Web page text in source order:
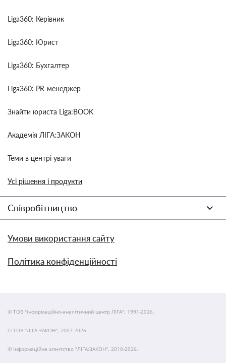
Liga360: Керівник
Liga360: Юрист
Liga360: Бухгалтер
Liga360: PR-менеджер
Знайти юриста Liga:BOOK
Академія ЛІГА:ЗАКОН
Теми в центрі уваги
Усі рішення і продукти
Співробітництво
Умови використання сайту
Політика конфіденційності
© ТОВ "інформаційно-аналітичний центр ЛІГА", 1991-2026.
© ТОВ "ЛІГА ЗАКОН", 2007-2026.
© Інформаційне агентство "ЛІГА:ЗАКОН", 2010-2026.